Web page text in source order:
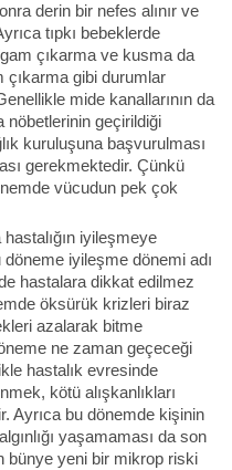
derin bir nefes alınır ve
tıpkı bebeklerde
çıkarma ve kusma da
çıkarma gibi durumlar
mide kanallarının da
nöbetlerinin geçirildiği
kuruluşuna başvurulması
gerekmektedir. Çünkü
vücudun pek çok
iyileşmeye
döneme iyileşme dönemi adı
hastalara dikkat edilmez
öksürük krizleri biraz
azalarak bitme
ne zaman geçeceği
hastalık evresinde
kötü alışkanlıkları
Ayrıca bu dönemde kişinin
yaşamaması da son
bünye yeni bir mikrop riski